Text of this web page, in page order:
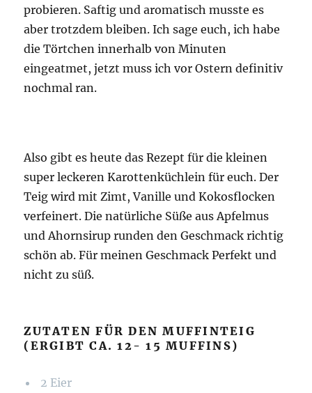
probieren. Saftig und aromatisch musste es
aber trotzdem bleiben. Ich sage euch, ich habe
die Törtchen innerhalb von Minuten
eingeatmet, jetzt muss ich vor Ostern definitiv
nochmal ran.
Also gibt es heute das Rezept für die kleinen
super leckeren Karottenküchlein für euch. Der
Teig wird mit Zimt, Vanille und Kokosflocken
verfeinert. Die natürliche Süße aus Apfelmus
und Ahornsirup runden den Geschmack richtig
schön ab. Für meinen Geschmack Perfekt und
nicht zu süß.
ZUTATEN FÜR DEN MUFFINTEIG
(ERGIBT CA. 12- 15 MUFFINS)
2 Eier